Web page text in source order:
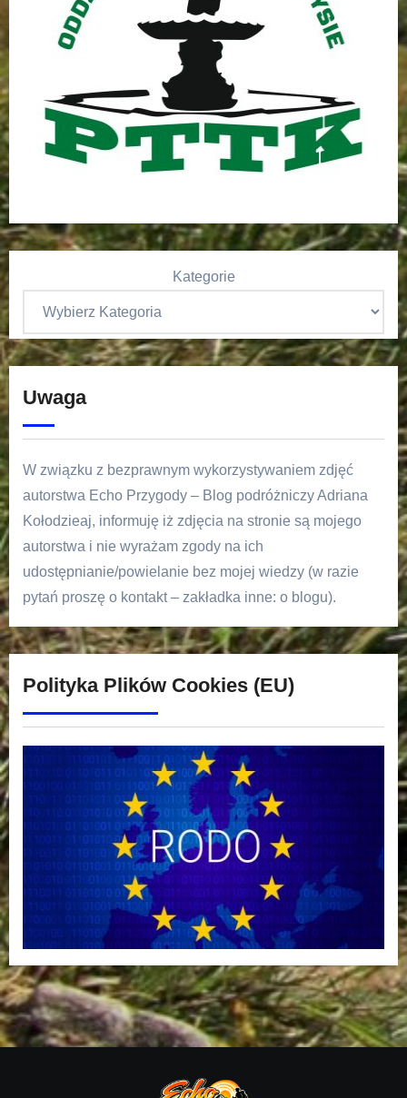
Kategorie
Uwaga
W związku z bezprawnym wykorzystywaniem zdjęć
autorstwa Echo Przygody – Blog podróżniczy Adriana
Kołodzieaj, informuję iż zdjęcia na stronie są mojego
autorstwa i nie wyrażam zgody na ich
udostępnianie/powielanie bez mojej wiedzy (w razie
pytań proszę o kontakt – zakładka inne: o blogu).
Polityka Plików Cookies (EU)